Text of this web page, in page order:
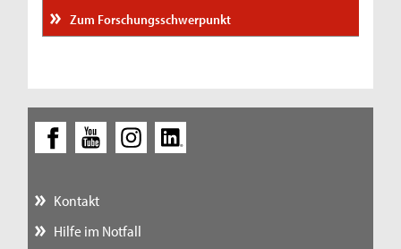
Zum Forschungsschwerpunkt
Kontakt
Hilfe im Notfall